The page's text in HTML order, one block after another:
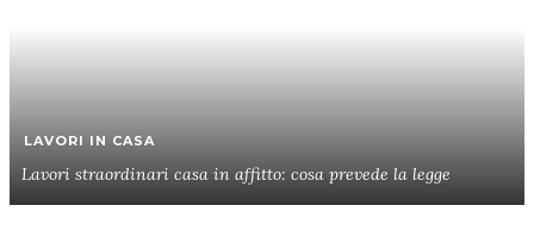
LAVORI IN CASA
Lavori straordinari casa in affitto: cosa prevede la legge